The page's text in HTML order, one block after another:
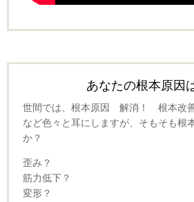
あなたの根本原因
世間では、根本原因 解消！ 根本改善
など色々と耳にしますが、そもそも根
か？
歪み？
筋力低下？
変形？